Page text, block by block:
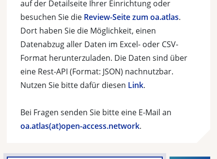
auf der Detailseite Ihrer Einrichtung oder
besuchen Sie die Review-Seite zum oa.atlas.
Dort haben Sie die Möglichkeit, einen
Datenabzug aller Daten im Excel- oder CSV-
Format herunterzuladen. Die Daten sind über
eine Rest-API (Format: JSON) nachnutzbar.
Nutzen Sie bitte dafür diesen Link.
Bei Fragen senden Sie bitte eine E-Mail an
oa.atlas(at)open-access.network.